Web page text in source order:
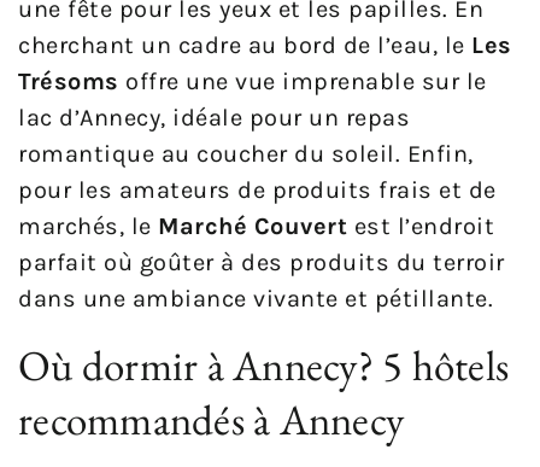
une fête pour les yeux et les papilles. En
cherchant un cadre au bord de l’eau, le Les
Trésoms offre une vue imprenable sur le
lac d’Annecy, idéale pour un repas
romantique au coucher du soleil. Enfin,
pour les amateurs de produits frais et de
marchés, le Marché Couvert est l’endroit
parfait où goûter à des produits du terroir
dans une ambiance vivante et pétillante.
Où dormir à Annecy? 5 hôtels
recommandés à Annecy